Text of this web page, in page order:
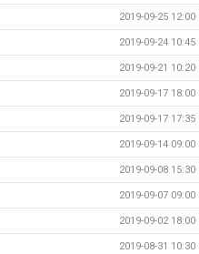
2019-09-25 12:00
2019-09-24 10:45
2019-09-21 10:20
2019-09-17 18:00
2019-09-17 17:35
2019-09-14 09:00
2019-09-08 15:30
2019-09-07 09:00
2019-09-02 18:00
2019-08-31 10:30